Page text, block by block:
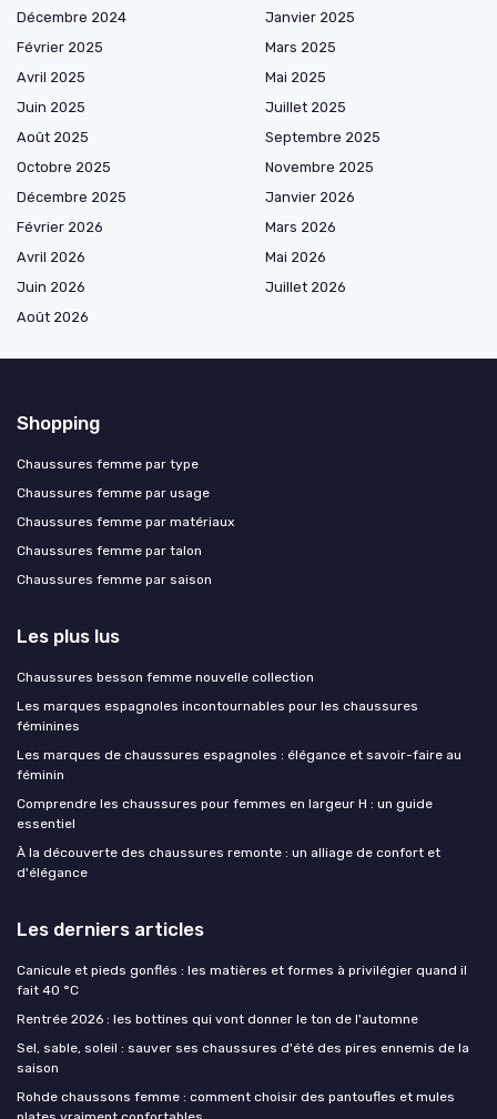
Décembre 2024
Janvier 2025
Février 2025
Mars 2025
Avril 2025
Mai 2025
Juin 2025
Juillet 2025
Août 2025
Septembre 2025
Octobre 2025
Novembre 2025
Décembre 2025
Janvier 2026
Février 2026
Mars 2026
Avril 2026
Mai 2026
Juin 2026
Juillet 2026
Août 2026
Shopping
Chaussures femme par type
Chaussures femme par usage
Chaussures femme par matériaux
Chaussures femme par talon
Chaussures femme par saison
Les plus lus
Chaussures besson femme nouvelle collection
Les marques espagnoles incontournables pour les chaussures
féminines
Les marques de chaussures espagnoles : élégance et savoir-faire au
féminin
Comprendre les chaussures pour femmes en largeur H : un guide
essentiel
À la découverte des chaussures remonte : un alliage de confort et
d'élégance
Les derniers articles
Canicule et pieds gonflés : les matières et formes à privilégier quand il
fait 40 °C
Rentrée 2026 : les bottines qui vont donner le ton de l'automne
Sel, sable, soleil : sauver ses chaussures d'été des pires ennemis de la
saison
Rohde chaussons femme : comment choisir des pantoufles et mules